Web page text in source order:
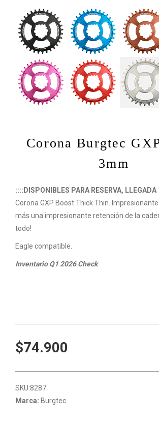
Corona Burgtec
3mm
::::DISPONIBLES PARA RESERVA,
Corona GXP Boost Thick Thin.
más una impresionante retención de la
todo!
Eagle compatible.
Inventario Q1 2026 Check
$74.900
SKU:8287
Marca: Burgtec